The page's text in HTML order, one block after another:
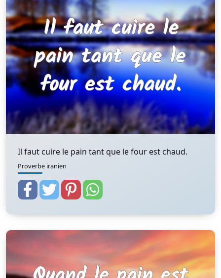
Il faut cuire le pain tant que le four est chaud.
Proverbe iranien